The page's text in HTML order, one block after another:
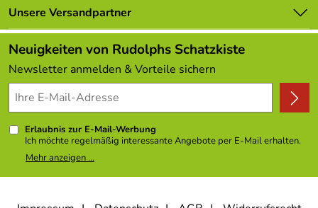
Lieferbedingungen
Kundenlogin
Neu
Angebote
Kundenbewertungen (308)
4,9/5*****
Unsere Versandpartner
Neuigkeiten von Rudolphs Schatzkiste
Newsletter anmelden & Vorteile sichern
Erlaubnis zur E-Mail-Werbung
Ich möchte regelmäßig interessante Angebote per E-Mail erhalten.
Meine E-Mail-Adresse wird nicht an andere Unternehmen
weitergegeben. Zu statistischen Zwecken wird in anonymer Form
kann ich jederzeit mit Wirkung für die Zukunft widerrufen, indem ich
Mehr anzeigen ...